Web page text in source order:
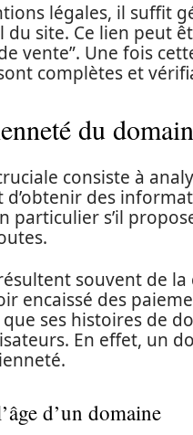
légales, il suffit
du site. Ce lien peut
vente”. Une fois
complètes et
du
consiste à
d’obtenir des
particulier s’il
souvent de
encaissé des
ses histoires de
En effet, un
d’un domaine